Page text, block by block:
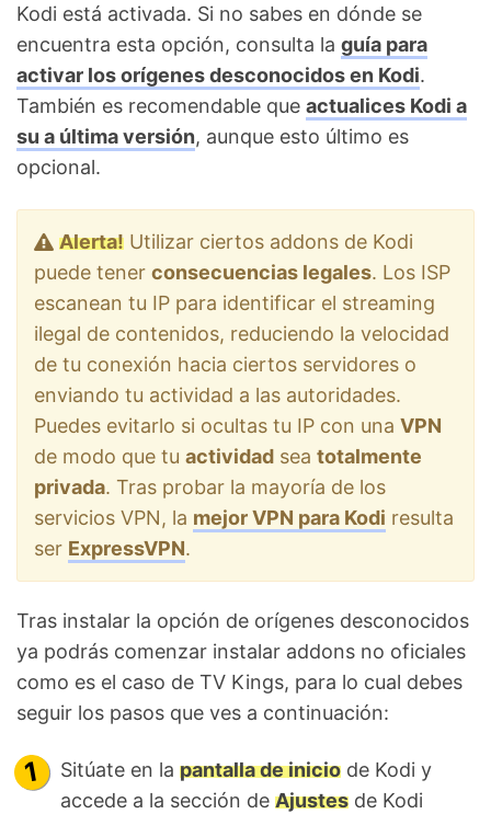
Kodi está activada. Si no sabes en dónde se
encuentra esta opción, consulta la guía para
activar los orígenes desconocidos en Kodi.
También es recomendable que actualices Kodi a
su a última versión, aunque esto último es
opcional.
Alerta! Utilizar ciertos addons de Kodi
puede tener consecuencias legales. Los ISP
escanean tu IP para identificar el streaming
ilegal de contenidos, reduciendo la velocidad
de tu conexión hacia ciertos servidores o
enviando tu actividad a las autoridades.
Puedes evitarlo si ocultas tu IP con una VPN
de modo que tu actividad sea totalmente
privada. Tras probar la mayoría de los
servicios VPN, la mejor VPN para Kodi resulta
ser ExpressVPN.
Tras instalar la opción de orígenes desconocidos
ya podrás comenzar instalar addons no oficiales
como es el caso de TV Kings, para lo cual debes
seguir los pasos que ves a continuación:
Sitúate en la pantalla de inicio de Kodi y
accede a la sección de Ajustes de Kodi